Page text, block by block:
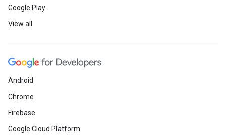
Google Play
View all
Android
Chrome
Firebase
Google Cloud Platform